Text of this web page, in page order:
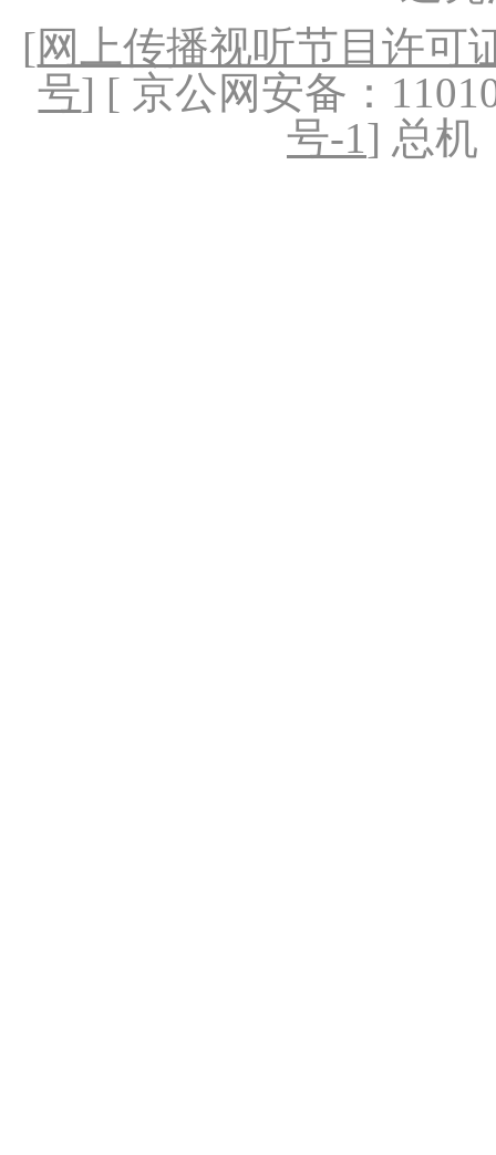
[网上传播视听节目许可
号] [ 京公网安备：
号-1] 总机